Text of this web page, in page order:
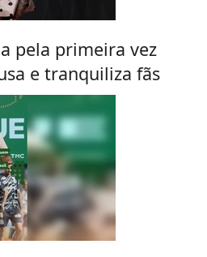
pela primeira vez
e tranquiliza fãs